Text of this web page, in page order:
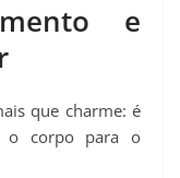
e
que charme: é
o corpo para o